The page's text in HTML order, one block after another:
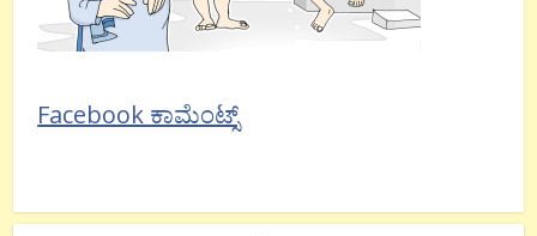
Facebook ಕಾಮೆಂಟ್ಸ್